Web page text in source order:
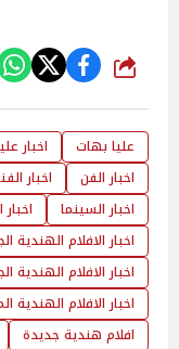
شارك
عليا بهات اخبار
اخبار الفن
اخبار
اخبار السينما
اخبار الافلام الهندية
اخبار الافلام الهندية
اخبار الافلام الهندية
افلام هندية جديدة